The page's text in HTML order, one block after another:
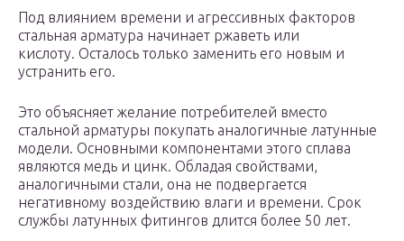
Под влиянием времени и агрессивных факторов
стальная арматура начинает ржаветь или
кислоту. Осталось только заменить его новым и
устранить его.
Это объясняет желание потребителей вместо
стальной арматуры покупать аналогичные латунные
модели. Основными компонентами этого сплава
являются медь и цинк. Обладая свойствами,
аналогичными стали, она не подвергается
негативному воздействию влаги и времени. Срок
службы латунных фитингов длится более 50 лет.